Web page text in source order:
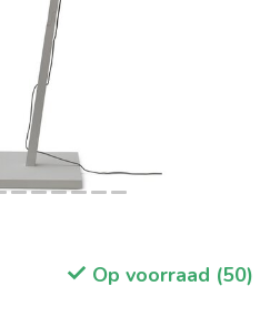
Op voorraad (50)